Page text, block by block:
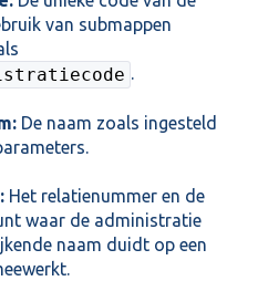
van submappen
.
De naam zoals ingesteld
Het relatienummer en de
waar de administratie
naam duidt op een